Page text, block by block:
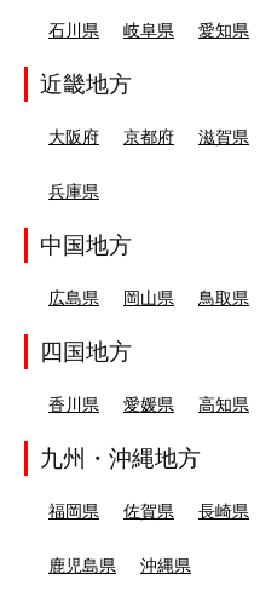
石川県 岐阜県 愛知県
近畿地方
大阪府 京都府 滋賀県
兵庫県
中国地方
広島県 岡山県 鳥取県
四国地方
香川県 愛媛県 高知県
九州・沖縄地方
福岡県 佐賀県 長崎県
鹿児島県 沖縄県